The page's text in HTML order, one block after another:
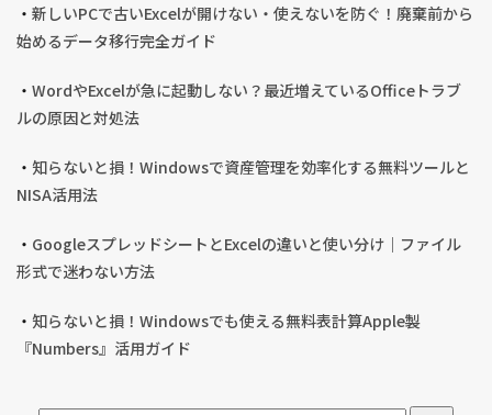
・ 新しいPCで古いExcelが開けない・使えないを防ぐ！廃棄前から
始めるデータ移行完全ガイド
・ WordやExcelが急に起動しない？最近増えているOfficeトラブ
ルの原因と対処法
・ 知らないと損！Windowsで資産管理を効率化する無料ツールと
NISA活用法
・ GoogleスプレッドシートとExcelの違いと使い分け｜ファイル
形式で迷わない方法
・ 知らないと損！Windowsでも使える無料表計算Apple製
『Numbers』活用ガイド